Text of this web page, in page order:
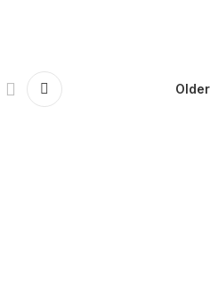
Older